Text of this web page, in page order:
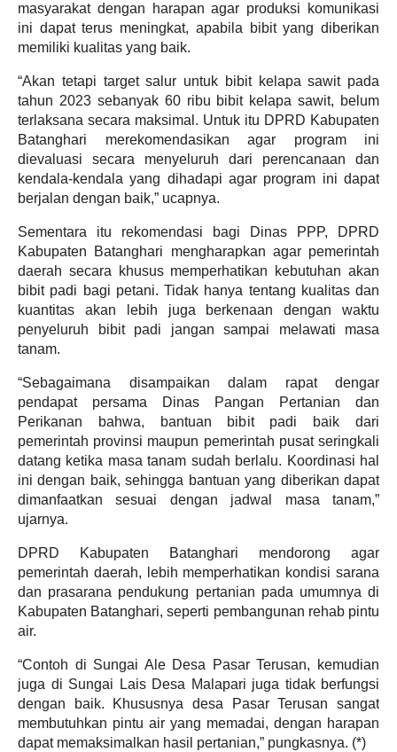
masyarakat dengan harapan agar produksi komunikasi
ini dapat terus meningkat, apabila bibit yang diberikan
memiliki kualitas yang baik.
“Akan tetapi target salur untuk bibit kelapa sawit pada
tahun 2023 sebanyak 60 ribu bibit kelapa sawit, belum
terlaksana secara maksimal. Untuk itu DPRD Kabupaten
Batanghari merekomendasikan agar program ini
dievaluasi secara menyeluruh dari perencanaan dan
kendala-kendala yang dihadapi agar program ini dapat
berjalan dengan baik,” ucapnya.
Sementara itu rekomendasi bagi Dinas PPP, DPRD
Kabupaten Batanghari mengharapkan agar pemerintah
daerah secara khusus memperhatikan kebutuhan akan
bibit padi bagi petani. Tidak hanya tentang kualitas dan
kuantitas akan lebih juga berkenaan dengan waktu
penyeluruh bibit padi jangan sampai melawati masa
tanam.
“Sebagaimana disampaikan dalam rapat dengar
pendapat persama Dinas Pangan Pertanian dan
Perikanan bahwa, bantuan bibit padi baik dari
pemerintah provinsi maupun pemerintah pusat seringkali
datang ketika masa tanam sudah berlalu. Koordinasi hal
ini dengan baik, sehingga bantuan yang diberikan dapat
dimanfaatkan sesuai dengan jadwal masa tanam,”
ujarnya.
DPRD Kabupaten Batanghari mendorong agar
pemerintah daerah, lebih memperhatikan kondisi sarana
dan prasarana pendukung pertanian pada umumnya di
Kabupaten Batanghari, seperti pembangunan rehab pintu
air.
“Contoh di Sungai Ale Desa Pasar Terusan, kemudian
juga di Sungai Lais Desa Malapari juga tidak berfungsi
dengan baik. Khususnya desa Pasar Terusan sangat
membutuhkan pintu air yang memadai, dengan harapan
dapat memaksimalkan hasil pertanian,” pungkasnya. (*)